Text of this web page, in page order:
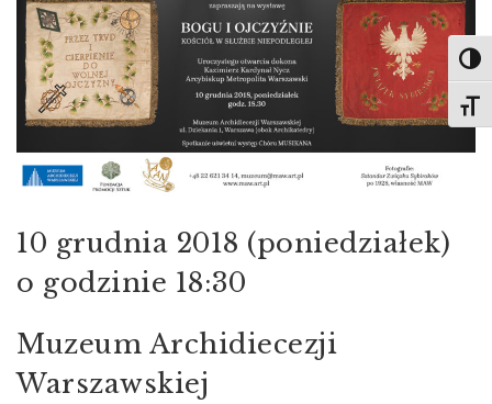
10 grudnia 2018 (poniedziałek)
o godzinie 18:30
Muzeum Archidiecezji
Warszawskiej